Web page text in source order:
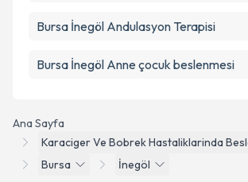
Ana Sayfa
Karaciger Ve Bobrek Hastaliklarinda
Bursa
İnegöl
Bursa İnegöl Andulasyon Terapisi
Bursa İnegöl Anne çocuk beslenmesi